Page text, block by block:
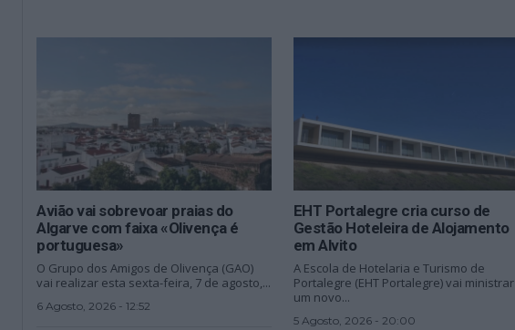
Avião vai sobrevoar praias do
Algarve com faixa «Olivença é
portuguesa»
O Grupo dos Amigos de Olivença (GAO)
vai realizar esta sexta-feira, 7 de agosto,...
6 Agosto, 2026 - 12:52
EHT Portalegre cria curso de
Gestão Hoteleira de Alojamento
em Alvito
A Escola de Hotelaria e Turismo de
Portalegre (EHT Portalegre) vai ministrar
um novo...
5 Agosto, 2026 - 20:00